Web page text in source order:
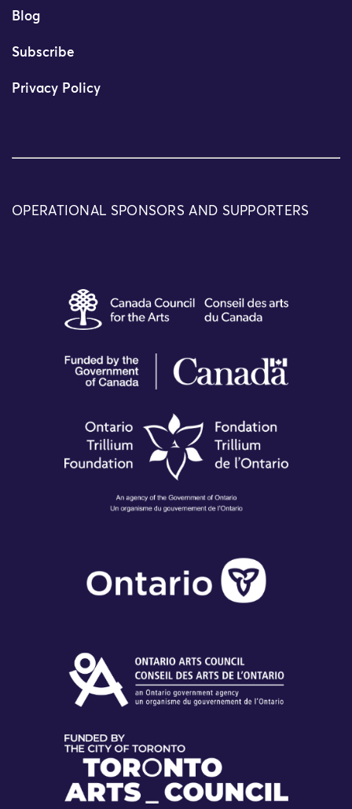
Blog
Subscribe
Privacy Policy
OPERATIONAL SPONSORS AND SUPPORTERS